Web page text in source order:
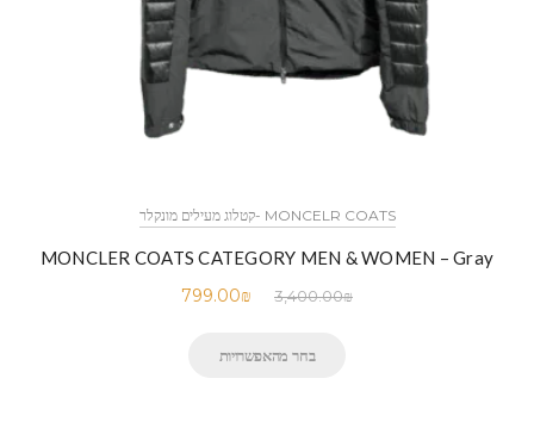
MONCELR COATS -קטלוג מעילים מונקלר
MONCLER COATS CATEGORY MEN & WOMEN – Gray
3,400.00₪
799.00₪
בחר מהאפשרויות